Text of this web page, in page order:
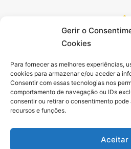
Gerir o
Cookies
Para fornecer as melhores experiências,
cookies para armazenar e/ou aceder a
Consentir com essas tecnologias nos
comportamento de navegação ou IDs
consentir ou retirar o consentimento
recursos e funções.
Aceitar
Rua de
4430-014 Vila Nova de Gaia
Follow